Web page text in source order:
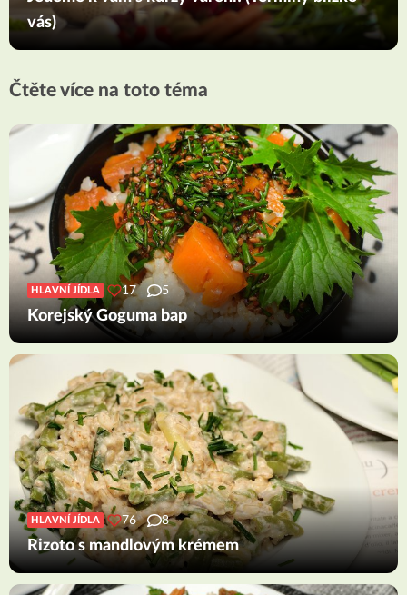
vás)
Čtěte více na toto téma
HLAVNÍ JÍDLA 17 5
Korejský Goguma bap
HLAVNÍ JÍDLA 76 8
Rizoto s mandlovým krémem